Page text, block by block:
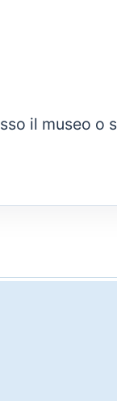
il museo o